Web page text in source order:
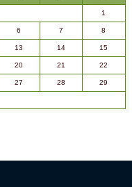
1
6 7 8
13 14 15
20 21 22
27 28 29